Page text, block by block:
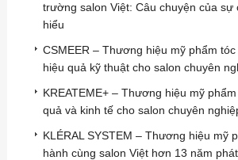
trường salon Việt: Câu chuyện của sự
hiểu
CSMEER – Thương hiệu mỹ phẩm
hiệu quả kỹ thuật cho salon chuyên
KREATEME+ – Thương hiệu mỹ
quả và kinh tế cho salon chuyên
KLÉRAL SYSTEM – Thương hiệu mỹ
hành cùng salon Việt hơn 13 năm